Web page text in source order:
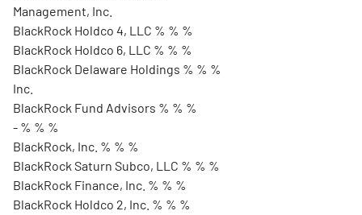
Management, Inc.
BlackRock Holdco 4, LLC % % %
BlackRock Holdco 6, LLC % % %
BlackRock Delaware Holdings % % %
Inc.
BlackRock Fund Advisors % % %
- % % %
BlackRock, Inc. % % %
BlackRock Saturn Subco, LLC % % %
BlackRock Finance, Inc. % % %
BlackRock Holdco 2, Inc. % % %